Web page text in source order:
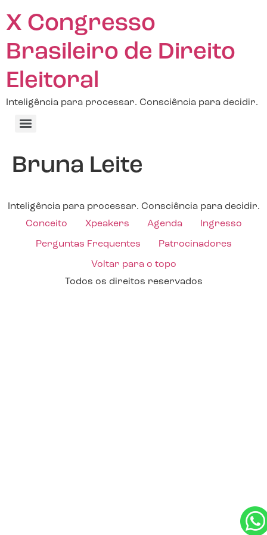
X Congresso
Brasileiro de Direito
Eleitoral
Inteligência para processar. Consciência para decidir.
Bruna Leite
Inteligência para processar. Consciência para decidir.
Conceito
Xpeakers Agenda Ingresso
Perguntas Frequentes Patrocinadores
Voltar para o topo
Todos os direitos reservados